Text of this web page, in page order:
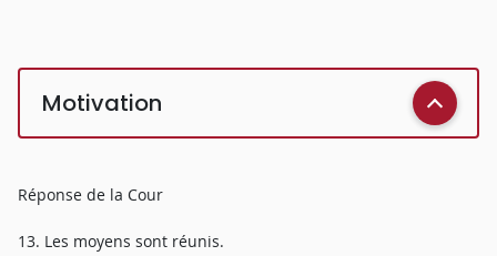
Motivation
Réponse de la Cour
13. Les moyens sont réunis.